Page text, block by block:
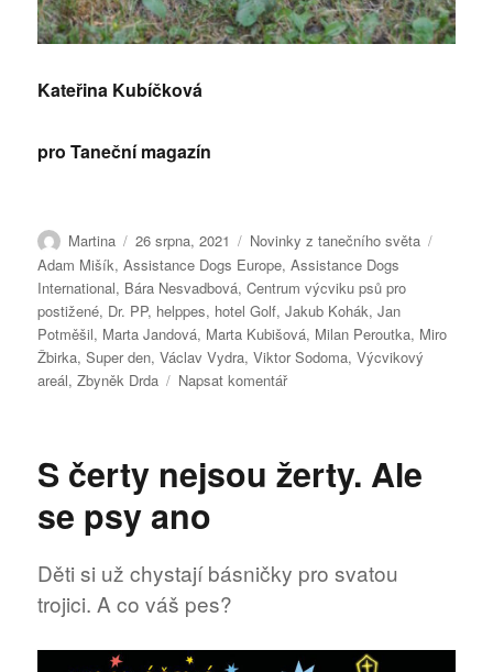
Kateřina Kubíčková
pro Taneční magazín
Autor:
Martina Publikováno:
26 srpna, 2021 Rubriky:
Novinky z tanečního světa
Adam Mišík,Assistance Dogs Europe,Assistance Dogs
International, Bára Nesvadbová,Centrum výcviku psů pro
postižené, Dr. PP, helppes, hotel Golf,Jakub Kohák,Jan
Potměšil, Marta Jandová, Marta Kubišová, Milan Peroutka, Miro
Žbirka,Super den,Václav Vydra,Viktor Sodoma,Výcvikový
areál,Zbyněk Drda Napsat komentářpro
20.
výročí
S čerty nejsou žerty. Ale
se psy ano
Děti si už chystají básničky pro svatou
trojici. A co váš pes?